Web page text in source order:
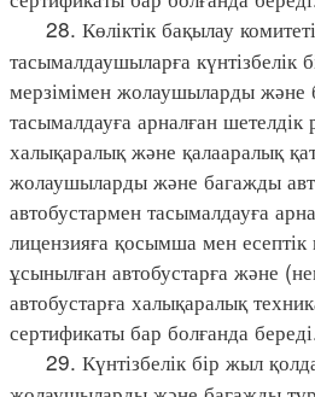
28. Көліктік бақылау
тасымалдаушыларға күнтізбелік
мерзімімен жолаушыларды және
тасымалдауға арналған шетелдік
халықаралық және қалааралық
жолаушыларды және багажды
автобустармен тасымалдауға
лицензияға қосымша мен
ұсынылған автобустарға және
автобустарға халықаралық
сертификаты бар болғанда
29. Күнтізбелік бір жыл